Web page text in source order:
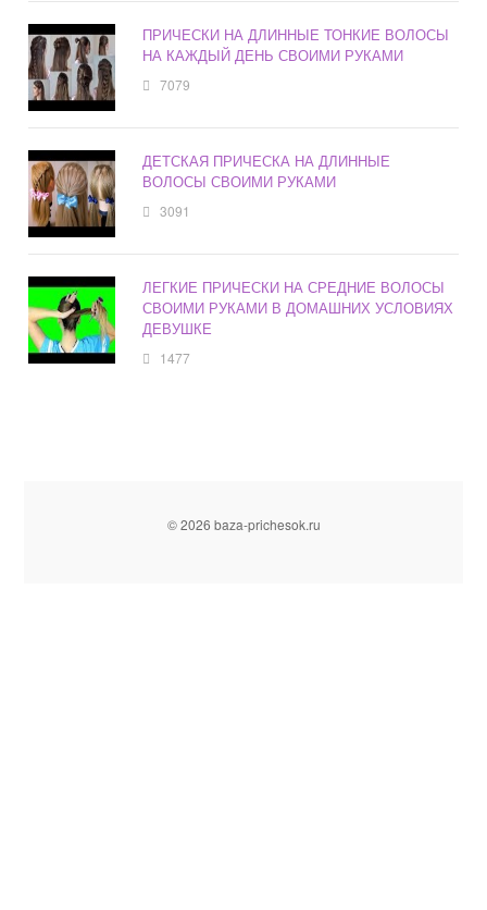
ПРИЧЕСКИ НА ДЛИННЫЕ ТОНКИЕ ВОЛОСЫ
НА КАЖДЫЙ ДЕНЬ СВОИМИ РУКАМИ
7079
ДЕТСКАЯ ПРИЧЕСКА НА ДЛИННЫЕ
ВОЛОСЫ СВОИМИ РУКАМИ
3091
ЛЕГКИЕ ПРИЧЕСКИ НА СРЕДНИЕ ВОЛОСЫ
СВОИМИ РУКАМИ В ДОМАШНИХ УСЛОВИЯХ
ДЕВУШКЕ
1477
© 2026 baza-prichesok.ru